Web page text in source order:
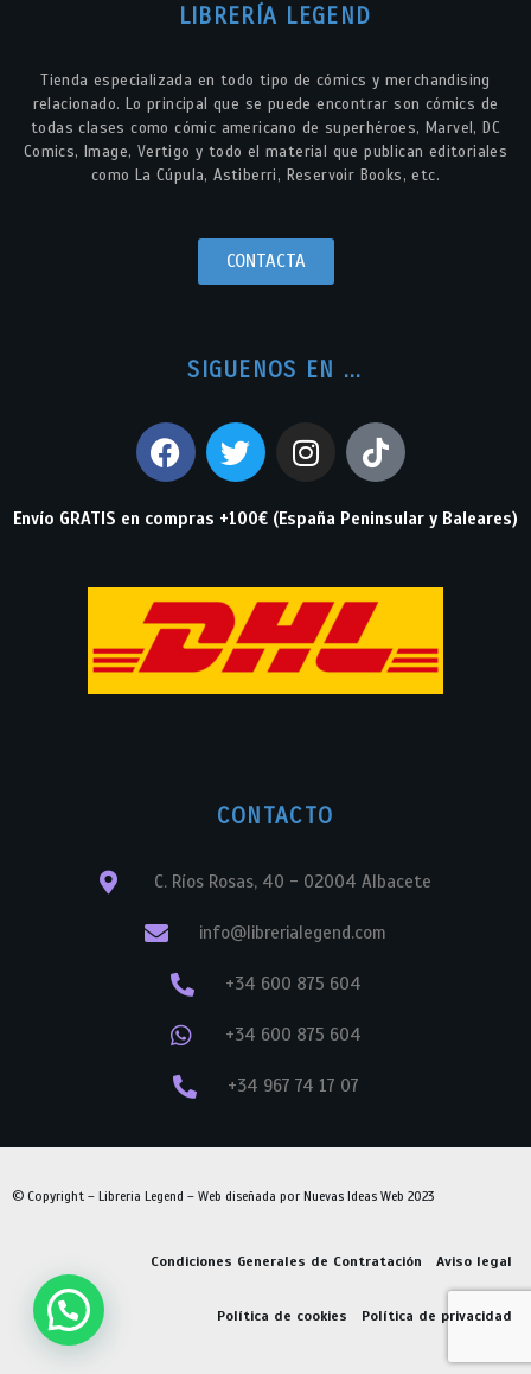
LIBRERÍA LEGEND
Tienda especializada en todo tipo de cómics y merchandising
relacionado. Lo principal que se puede encontrar son cómics de
todas clases como cómic americano de superhéroes, Marvel, DC
Comics, Image, Vertigo y todo el material que publican editoriales
como La Cúpula, Astiberri, Reservoir Books, etc.
CONTACTA
SIGUENOS EN ...
Envío GRATIS en compras +100€ (España Peninsular y Baleares)
CONTACTO
C. Ríos Rosas, 40 - 02004 Albacete
info@librerialegend.com
+34 600 875 604
+34 600 875 604
+34 967 74 17 07
© Copyright – Libreria Legend – Web diseñada por Nuevas Ideas Web 2023
Condiciones Generales de Contratación Aviso legal
Política de cookies Política de privacidad